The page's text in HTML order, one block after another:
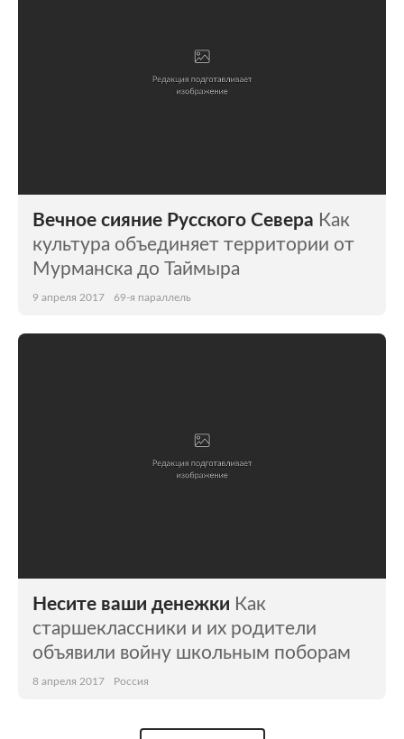
Вечное сияние Русского Севера Как
культура объединяет территории от
Мурманска до Таймыра
9 апреля 2017 69-я параллель
Несите ваши денежки Как
старшеклассники и их родители
объявили войну школьным поборам
8 апреля 2017 Россия